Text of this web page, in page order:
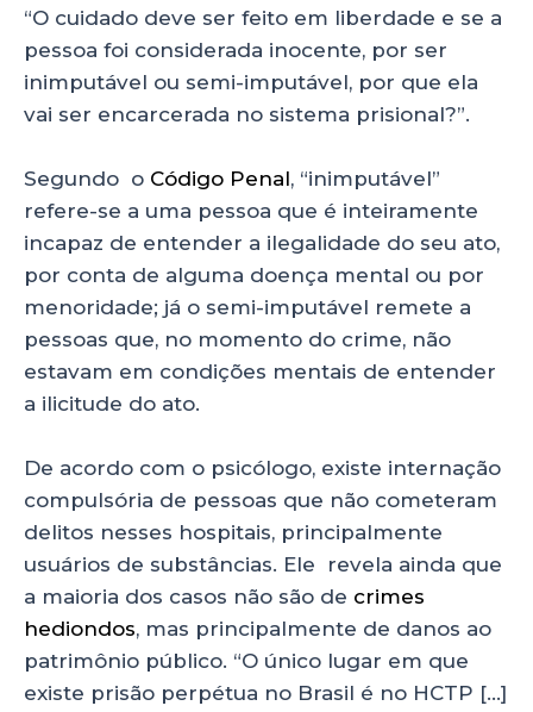
“O cuidado deve ser feito em liberdade e se a
pessoa foi considerada inocente, por ser
inimputável ou semi-imputável, por que ela
vai ser encarcerada no sistema prisional?”.
Segundo o Código Penal, “inimputável”
refere-se a uma pessoa que é inteiramente
incapaz de entender a ilegalidade do seu ato,
por conta de alguma doença mental ou por
menoridade; já o semi-imputável remete a
pessoas que, no momento do crime, não
estavam em condições mentais de entender
a ilicitude do ato.
De acordo com o psicólogo, existe internação
compulsória de pessoas que não cometeram
delitos nesses hospitais, principalmente
usuários de substâncias. Ele revela ainda que
a maioria dos casos não são de crimes
hediondos, mas principalmente de danos ao
patrimônio público. “O único lugar em que
existe prisão perpétua no Brasil é no HCTP […]